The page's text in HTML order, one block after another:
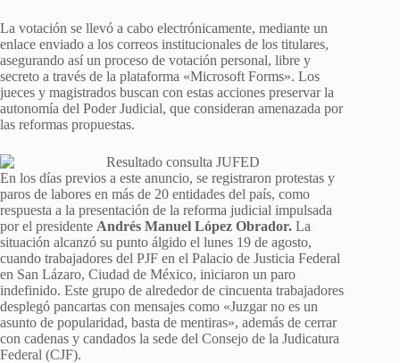
La votación se llevó a cabo electrónicamente, mediante un
enlace enviado a los correos institucionales de los titulares,
asegurando así un proceso de votación personal, libre y
secreto a través de la plataforma «Microsoft Forms». Los
jueces y magistrados buscan con estas acciones preservar la
autonomía del Poder Judicial, que consideran amenazada por
las reformas propuestas.
En los días previos a este anuncio, se registraron protestas y
paros de labores en más de 20 entidades del país, como
respuesta a la presentación de la reforma judicial impulsada
por el presidente Andrés Manuel López Obrador. La
situación alcanzó su punto álgido el lunes 19 de agosto,
cuando trabajadores del PJF en el Palacio de Justicia Federal
en San Lázaro, Ciudad de México, iniciaron un paro
indefinido. Este grupo de alrededor de cincuenta trabajadores
desplegó pancartas con mensajes como «Juzgar no es un
asunto de popularidad, basta de mentiras», además de cerrar
con cadenas y candados la sede del Consejo de la Judicatura
Federal (CJF).